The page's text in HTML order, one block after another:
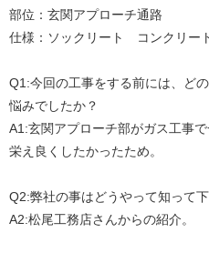
部位：玄関アプローチ通路
仕様：ソックリート コンクリー
Q1:今回の工事をする前には、ど
悩みでしたか？
A1:玄関アプローチ部がガス工事
栄え良くしたかったため。
Q2:弊社の事はどうやって知って
A2:松尾工務店さんからの紹介。